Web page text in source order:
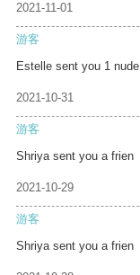
2021-11-01
游客
Estelle sent you 1 nude
2021-10-31
游客
Shriya sent you a frien
2021-10-29
游客
Shriya sent you a frien